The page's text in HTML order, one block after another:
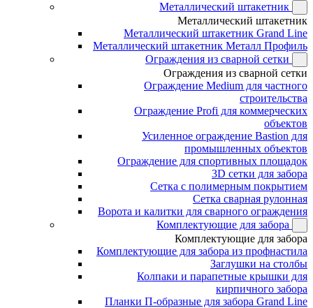
Металлический штакетник
Металлический штакетник
Металлический штакетник Grand Line
Металлический штакетник Металл Профиль
Ограждения из сварной сетки
Ограждения из сварной сетки
Ограждение Medium для частного
строительства
Ограждение Profi для коммерческих
объектов
Усиленное ограждение Bastion для
промышленных объектов
Ограждение для спортивных площадок
3D сетки для забора
Сетка с полимерным покрытием
Сетка сварная рулонная
Ворота и калитки для сварного ограждения
Комплектующие для забора
Комплектующие для забора
Комплектующие для забора из профнастила
Заглушки на столбы
Колпаки и парапетные крышки для
кирпичного забора
Планки П-образные для забора Grand Line